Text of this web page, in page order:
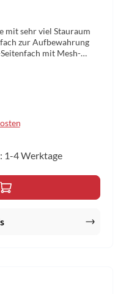
mit sehr viel Stauraum
zur Aufbewahrung
mit Mesh-
Schutz vor Feuchtigkeit
x 36 x 36 cm, 97 Liter
1-4 Werktage
gewünschten